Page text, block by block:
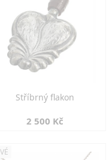
Stříbrný flakon
2 500 Kč